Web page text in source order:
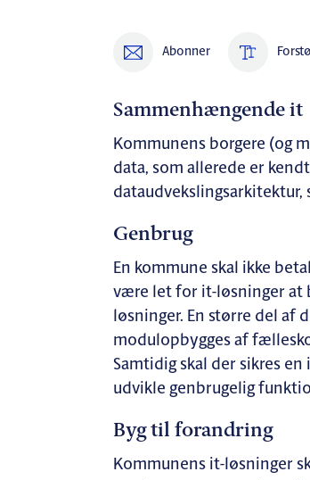
Abonner
Sammenhængende it
Kommunens borgere (og
data, som allerede er
Genbrug
En kommune skal ikke
være let for it-løsninger at
løsninger. En større del
modulopbygges af
Samtidig skal der sikres
udvikle genbrugelig
Byg til forandring
Kommunens it-løsninger